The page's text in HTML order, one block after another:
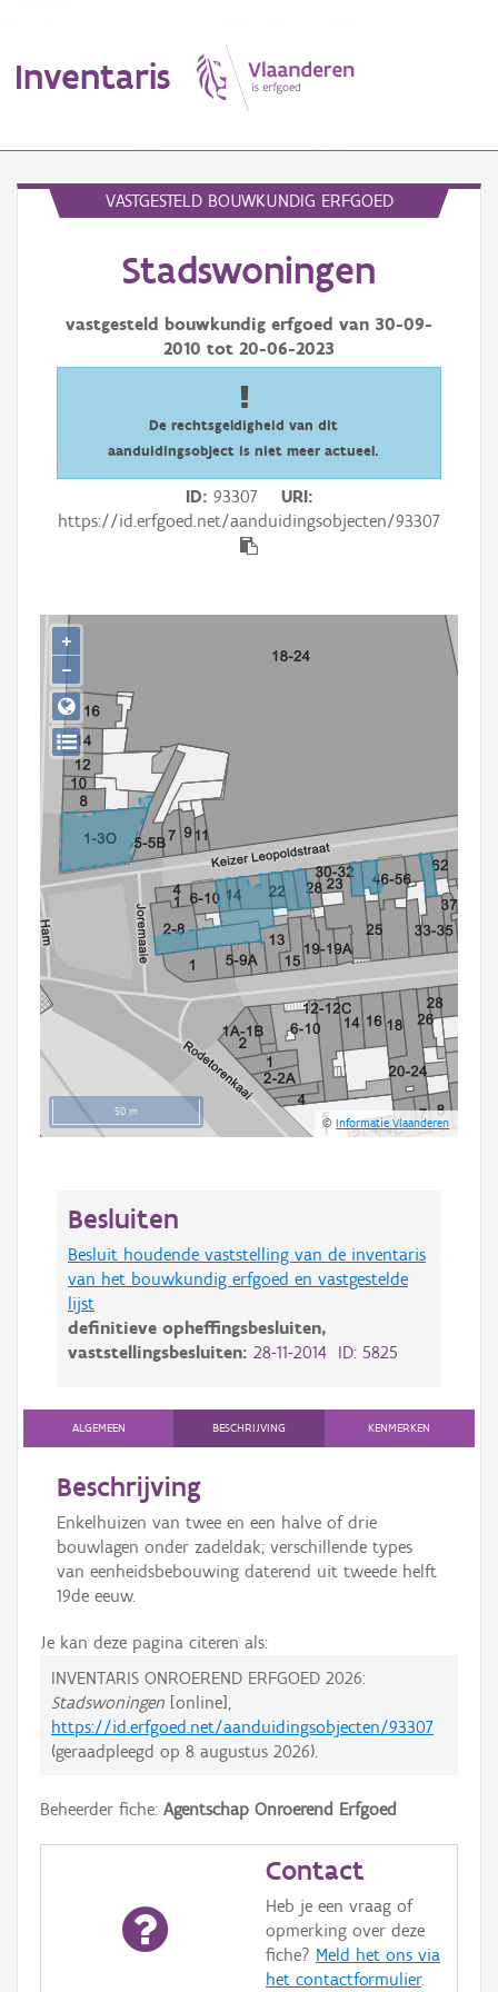
Inventaris
Aanduidingsobject
Waarneming
Persoon of collectief
Aanmelden
VASTGESTELD BOUWKUNDIG ERFGOED
Stadswoningen
vastgesteld bouwkundig erfgoed van 30-09-
2010 tot 20-06-2023
De rechtsgeldigheid van dit
aanduidingsobject is niet meer actueel.
ID 93307
URI
https://id.erfgoed.net/aanduidingsobjecten/93307
50 m
©Informatie Vlaanderen
+
−
Besluiten
Besluit houdende vaststelling van de inventaris
van het bouwkundig erfgoed en vastgestelde
lijst
definitieve opheffingsbesluiten,
vaststellingsbesluiten: 28-11-2014 ID: 5825
ALGEMEEN BESCHRIJVING KENMERKEN
Beschrijving
Enkelhuizen van twee en een halve of drie
bouwlagen onder zadeldak; verschillende types
van eenheidsbebouwing daterend uit tweede helft
19de eeuw.
Je kan deze pagina citeren als:
INVENTARIS ONROEREND ERFGOED 2026:
Stadswoningen [online],
https://id.erfgoed.net/aanduidingsobjecten/93307
(geraadpleegd op 8 augustus 2026).
Beheerder fiche: Agentschap Onroerend Erfgoed
Contact
Heb je een vraag of
opmerking over deze
fiche? Meld het ons via
het contactformulier.